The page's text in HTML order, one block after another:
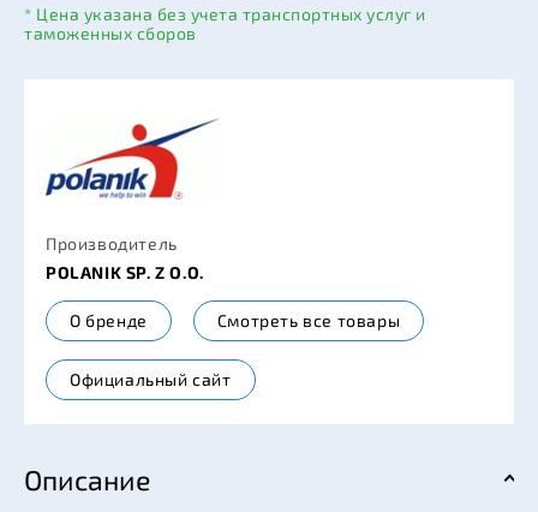
* Цена указана без учета транспортных услуг и
таможенных сборов
Производитель
POLANIK SP. Z O.O.
О бренде Смотреть все товары
Официальный сайт
Описание